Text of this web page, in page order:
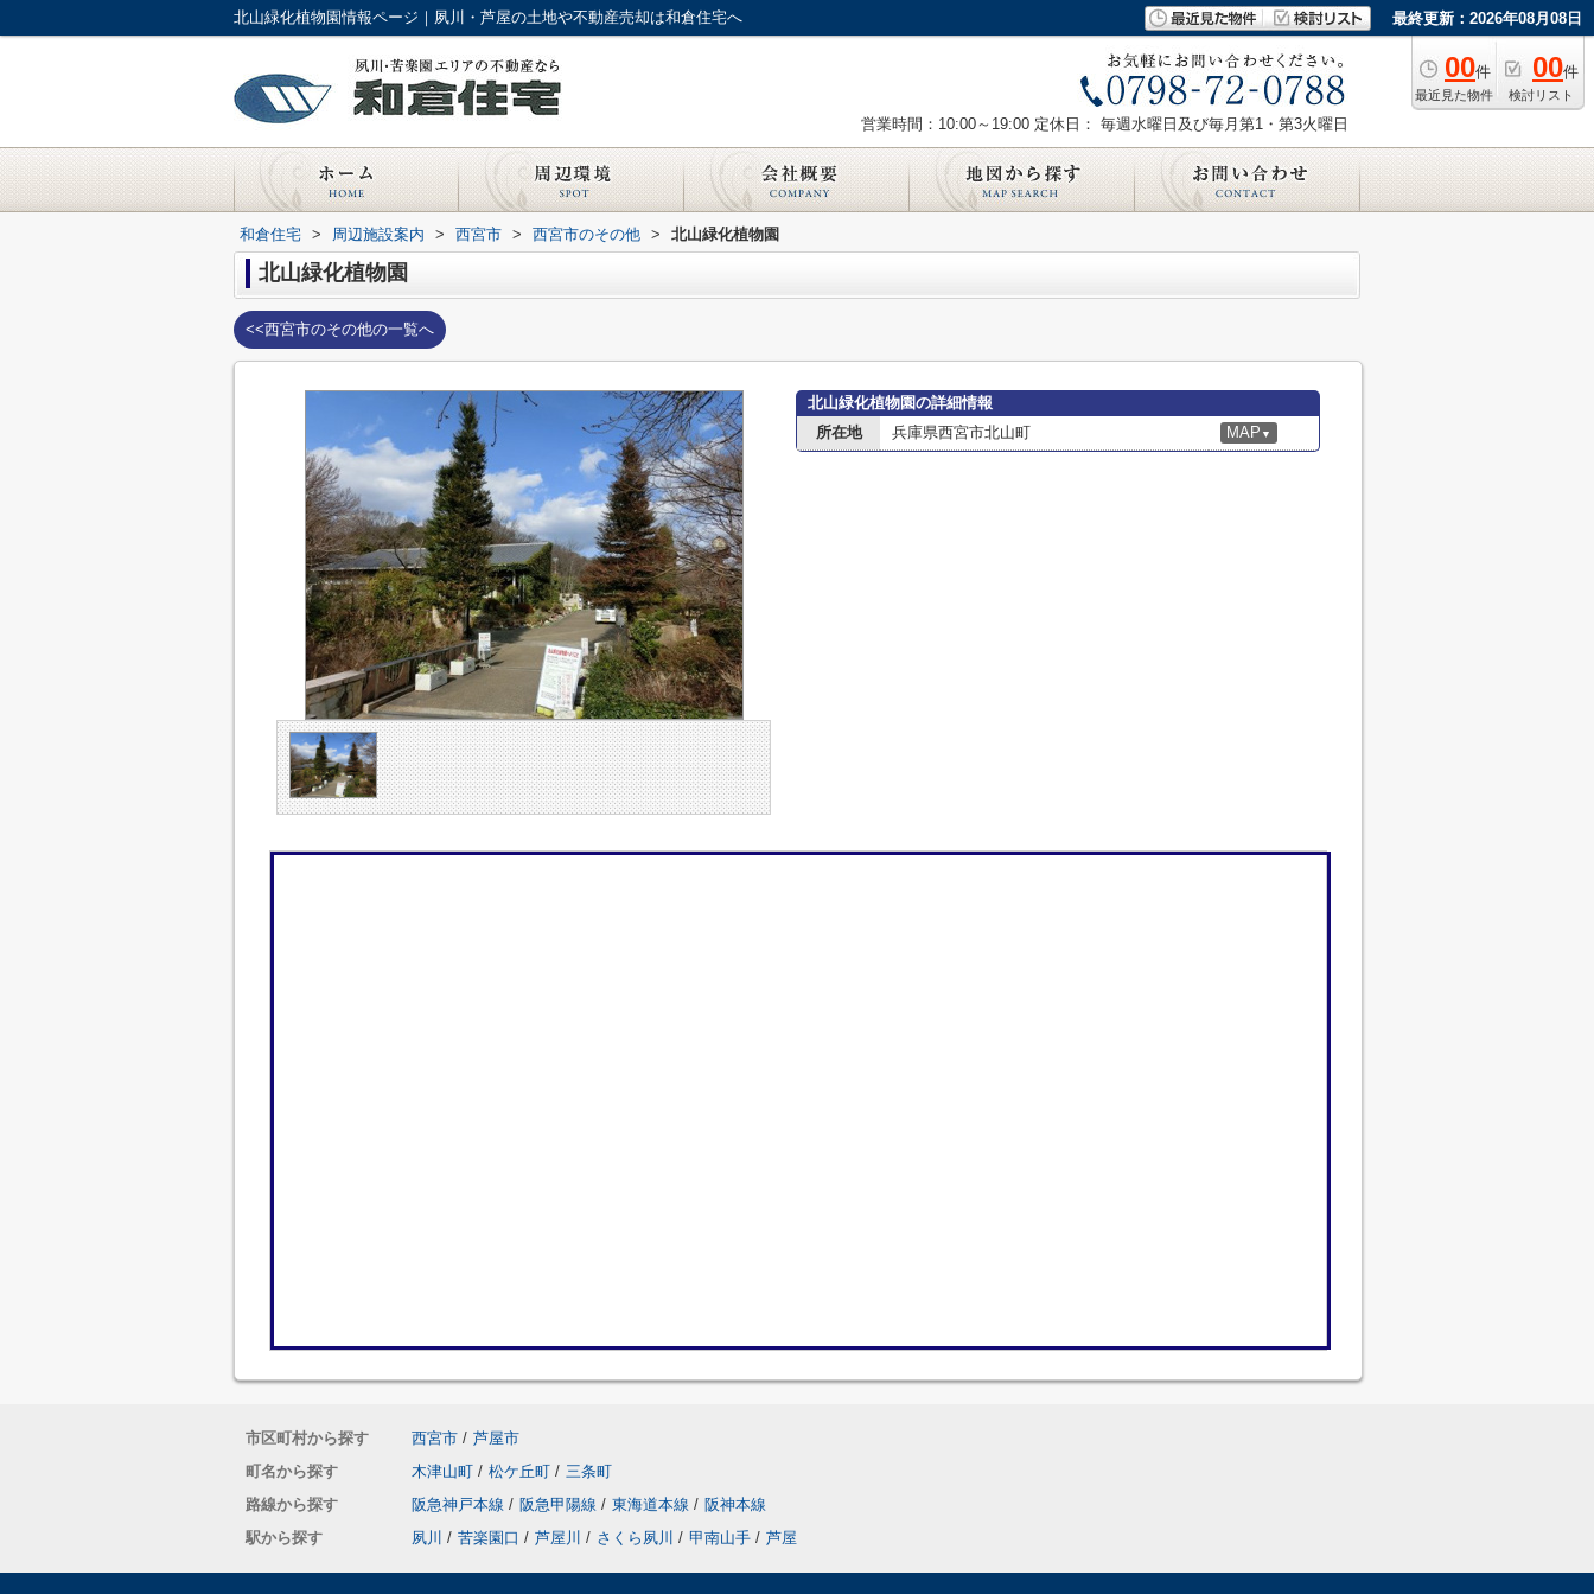
北山緑化植物園情報ページ｜夙川・芦屋の土地や不動産売却は和倉住宅へ 最終更新：2026年08月08日
00件
最近見た物件
00件
検討リスト
営業時間：10:00～19:00 定休日： 毎週水曜日及び毎月第1・第3火曜日
和倉住宅 > 周辺施設案内 > 西宮市 > 西宮市のその他 > 北山緑化植物園
北山緑化植物園
<<西宮市のその他の一覧へ
北山緑化植物園の詳細情報
所在地
兵庫県西宮市北山町 MAP ▼
市区町村から探す 西宮市 / 芦屋市
町名から探す
木津山町 / 松ケ丘町 / 三条町
路線から探す
阪急神戸本線 / 阪急甲陽線 / 東海道本線 / 阪神本線
駅から探す
夙川 / 苦楽園口 / 芦屋川 / さくら夙川 / 甲南山手 / 芦屋